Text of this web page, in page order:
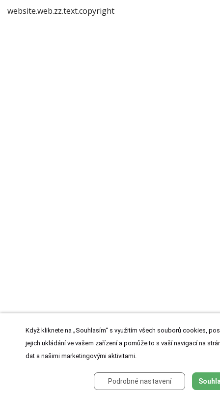
website.web.zz.text.copyright
Když kliknete na „Souhlasím“ s využitím všech souborů cookies,
jejich ukládání ve vašem zařízení a pomůže to s vaší navigací na
dat a našimi marketingovými aktivitami.
Podrobné nastavení